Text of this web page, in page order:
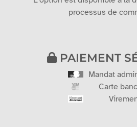
processus de
PAIEMENT
Mandat
Carte